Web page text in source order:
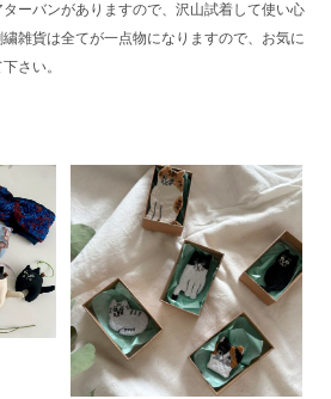
ーバンがありますので、沢山試着して使い心
雑貨は全てが一点物になりますので、お気に
さい。